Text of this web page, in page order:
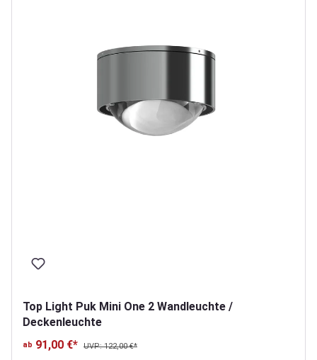
Top Light Puk Mini One 2 Wandleuchte /
Deckenleuchte
ab 91,00 €* UVP: 122,00 €*